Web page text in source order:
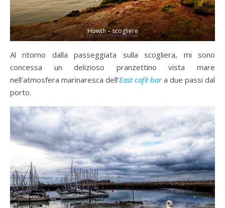
Howth – scogliere
Al ritorno dalla passeggiata sulla scogliera, mi sono
concessa un delizioso pranzettino vista mare
nell’atmosfera marinaresca dell’East cafè bara due passi dal
porto.